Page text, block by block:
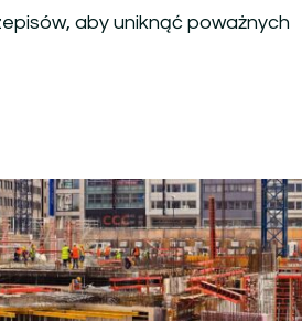
aby uniknąć poważnych